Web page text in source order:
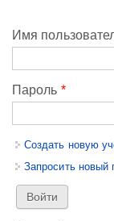
Имя
Пароль *
Создать новую
Запросить новый